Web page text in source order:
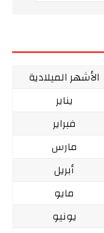
الأشهر الميلادية
يناير
فبراير
مارس
أبريل
مايو
يونيو